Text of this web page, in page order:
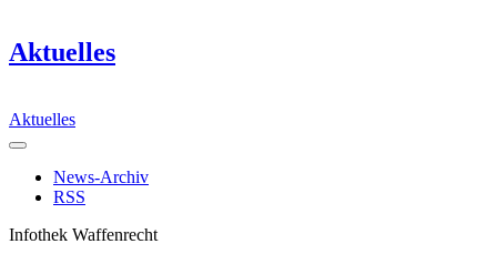
Aktuelles
Aktuelles
News-Archiv
RSS
Infothek Waffenrecht